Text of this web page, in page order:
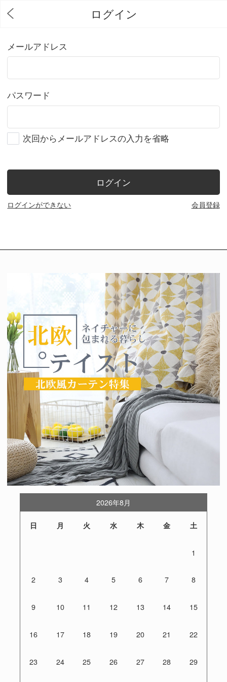
ログイン
メールアドレス
パスワード
次回からメールアドレスの入力を省略
ログイン
ログインができない 会員登録
2026年8月
日 月 火 水 木 金 土
1
2 3 4 5 6 7 8
9 10 11 12 13 14 15
16 17 18 19 20 21 22
23 24 25 26 27 28 29